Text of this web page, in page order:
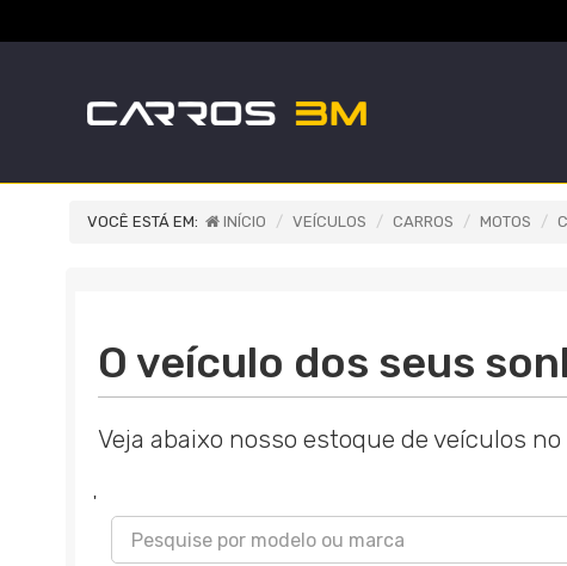
VOCÊ ESTÁ EM: INÍCIO VEÍCULOS CARROS MOTOS
O veículo dos seus
Veja abaixo nosso estoque de veículos no
'